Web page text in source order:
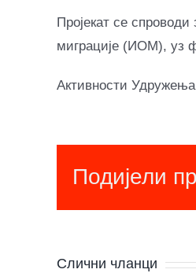
Пројекат се
миграције (ИОМ), уз
Активности
Подијели
Слични чланци